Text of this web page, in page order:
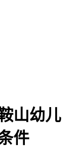
山幼儿
件